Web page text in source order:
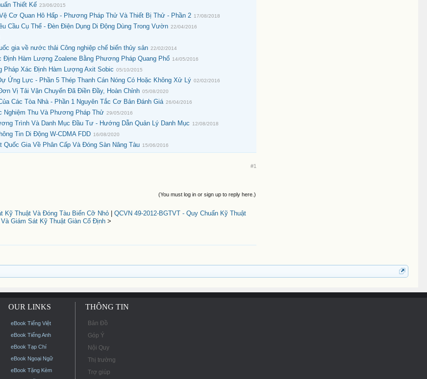
Thiết Kế 23/06/2015
Cơ Quan Hô Hấp - Phương Pháp Thử Và Thiết Bị Thử - Phần 2 17/08/2018
Cầu Cụ Thể - Đèn Điện Dụng Di Động Dùng Trong Vườn 22/04/2016
gia về nước thải Công nghiệp chế biến thủy sản 22/02/2014
Định Hàm Lượng Zoalene Bằng Phương Pháp Quang Phổ 14/05/2016
Pháp Xác Định Hàm Lượng Axit Sobic 05/10/2015
Ứng Lực - Phần 5 Thép Thanh Cán Nóng Có Hoặc Không Xử Lý 02/02/2016
Vị Tải Vận Chuyển Đã Điền Đầy, Hoàn Chỉnh 05/08/2020
Các Tòa Nhà - Phần 1 Nguyên Tắc Cơ Bản Đánh Giá 26/04/2016
Nghiệm Thu Và Phương Pháp Thử 29/05/2016
Trình Và Danh Mục Đầu Tư - Hướng Dẫn Quản Lý Danh Mục 12/08/2018
Tin Di Động W-CDMA FDD 16/08/2020
Quốc Gia Về Phân Cấp Và Đóng Sàn Nâng Tàu 15/06/2016
#1
(You must log in or sign up to reply here.)
Kỹ Thuật Và Đóng Tàu Biển Cỡ Nhỏ| QCVN 49-2012-BGTVT - Quy Chuẩn Kỹ Thuật
Giám Sát Kỹ Thuật Giàn Cố Định>
OUR LINKS
eBook Tiếng Việt
eBook Tiếng Anh
eBook Tạp Chí
eBook Ngoại Ngữ
eBook Tặng Kèm
THÔNG TIN
Bản Đồ
Góp Ý
Nội Quy
Thị trường
Trợ giúp